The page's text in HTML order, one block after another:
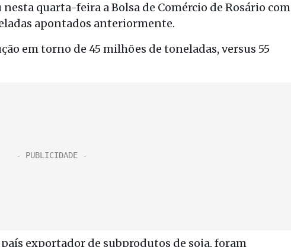
quarta-feira a Bolsa de Comércio de Rosário com
apontados anteriormente.
em torno de 45 milhões de toneladas, versus 55
exportador de subprodutos de soja, foram